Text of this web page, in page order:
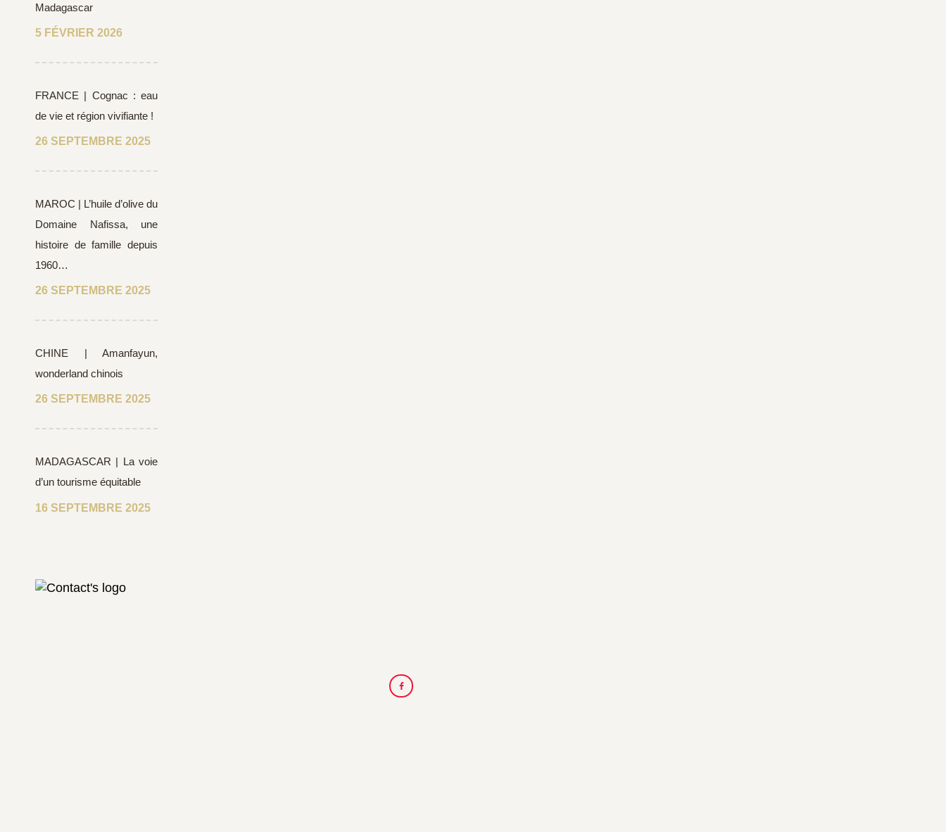
Madagascar
5 FÉVRIER 2026
FRANCE | Cognac : eau
de vie et région vivifiante !
26 SEPTEMBRE 2025
MAROC | L’huile d’olive du
Domaine Nafissa, une
histoire de famille depuis
1960…
26 SEPTEMBRE 2025
CHINE | Amanfayun,
wonderland chinois
26 SEPTEMBRE 2025
MADAGASCAR | La voie
d’un tourisme équitable
16 SEPTEMBRE 2025